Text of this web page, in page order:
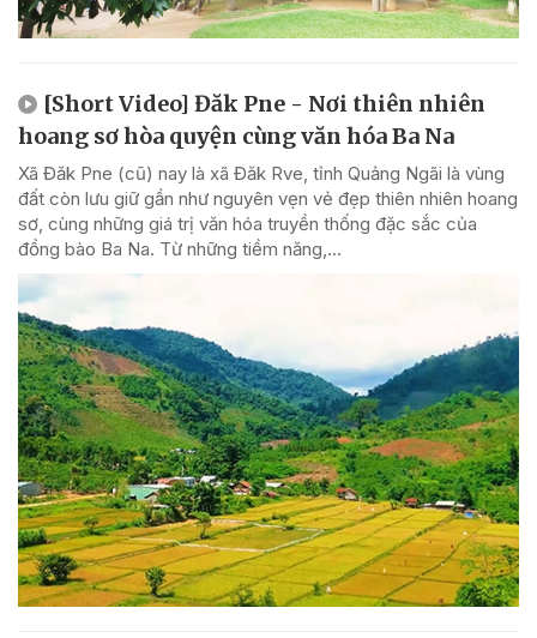
[Short Video] Đăk Pne - Nơi thiên nhiên
hoang sơ hòa quyện cùng văn hóa Ba Na
Xã Đăk Pne (cũ) nay là xã Đăk Rve, tỉnh Quảng Ngãi là vùng
đất còn lưu giữ gần như nguyên vẹn vẻ đẹp thiên nhiên hoang
sơ, cùng những giá trị văn hóa truyền thống đặc sắc của
đồng bào Ba Na. Từ những tiềm năng,...